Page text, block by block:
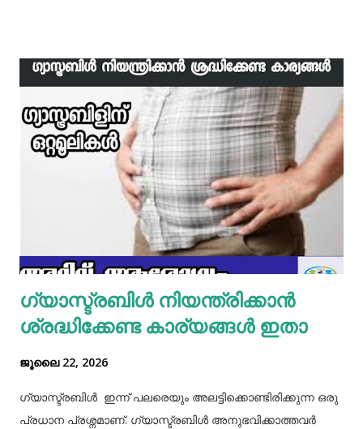
ഇഞ്ചി വെളുത്തുള്ളി, സവാള എന്നിവ ചേർത്ത് വഴറ്റാം.
ഇതിൽ പൊടികളെല്ലാം ചേർത്ത് ചൂടാക്കിയശേഷം വേവിച്ച്
മാറ്റിവച്ച ചിക്കൻ ചേർത്ത് ഒന്ന് ഇളകിയെടുക്കാം. ഇനി ഒരു
മിക്സിയുടെ ജാറിലേക്ക് മുട്ട, മൈദ, വെള്ളം പാകത്തിന് ഉപ്പ്
എന്നിവ ചേർത്ത് നന്നായിട്ട് അടിച്ചെടുക്കാം. ഇനി ഒരു പാനിൽ
മാവൊഴിച്ചു ദോശ ചുട്ടെടുക്കാം. ഇനി ഒരു പാത്രത്തിൽ മുട്ട
പൊട്ടിച്ച് ഒഴിക്കാം കൂടെത്തന്നെ പാൽ, കുരുമുളകുപൊടി, ഉപ്പ്,
മല്ലിയില എന്നിവ ചേർത്തൊരു മിക്സ്‌ തയാറാക്കാം. ഇനി
ഒരു പാനിൽ കുറച്ച് നെയ്യ് തടവിയ ശേഷം അതിൽ തയാ...
ഗ്യാസ്ട്രബിൾ നിയന്ത്രിക്കാൻ
ശ്രദ്ധിക്കേണ്ട കാര്യങ്ങൾ ഇതാ
ജൂലൈ 22, 2026
ഗ്യാസ്ട്രബിൾ ഇന്ന് പലരെയും അലട്ടിക്കൊണ്ടിരിക്കുന്ന ഒരു
പ്രധാന പ്രശ്നമാണ്. ഗ്യാസ്ട്രബിൾ അനുഭവിക്കാത്തവർ